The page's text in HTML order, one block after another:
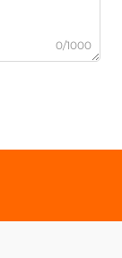
0/1000